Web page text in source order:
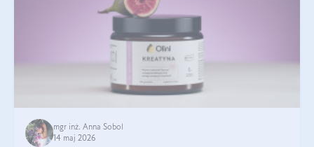
mgr inż. Anna Sobol
14 maj 2026